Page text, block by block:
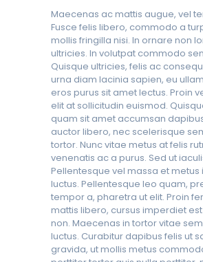
Maecenas ac mattis augue, vel
Fusce felis libero, commodo a
mollis fringilla nisi. In ornare non
ultricies. In volutpat commodo
Quisque ultricies, felis ac
urna diam lacinia sapien, eu
eros purus sit amet lectus. Proin
elit at sollicitudin euismod.
quam sit amet accumsan
auctor libero, nec scelerisque
tortor. Nunc vitae metus at felis
venenatis ac a purus. Sed ut
Pellentesque vel massa et
luctus. Pellentesque leo quam,
tempor a, pharetra ut elit. Proin
mattis libero, cursus imperdiet
non. Maecenas in tortor vitae
luctus. Curabitur dapibus felis ut
gravida, ut mollis metus